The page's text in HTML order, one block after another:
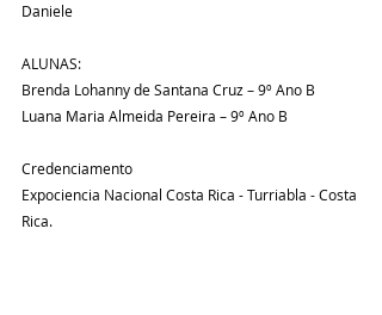
Daniele
ALUNAS:
Brenda Lohanny de Santana Cruz – 9º Ano B
Luana Maria Almeida Pereira – 9º Ano B
Credenciamento
Expociencia Nacional Costa Rica - Turriabla - Costa
Rica.